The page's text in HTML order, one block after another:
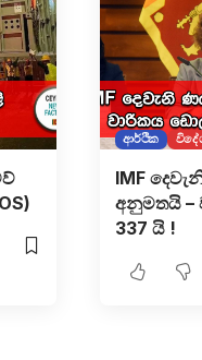
ආර්ථික
IMF
අනුමතයි –
337 යි !